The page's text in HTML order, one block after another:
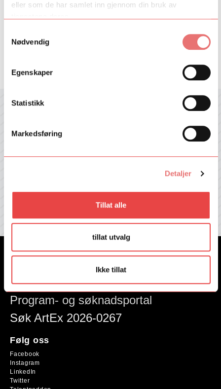
eller som de har samlet inn gjennom din bruk av
Nødvendig
Egenskaper
Statistikk
Markedsføring
Detaljer
Tillat alle
tillat utvalg
Ikke tillat
litteratur
forleggerseminar på Free Word Centre i London.
Hold deg oppdatert med våre jevnlige nyhetsbrev med siste nytt
Ja, send meg informasjon på e-post. Les vår
personvernerklæring her
English
Program- og søknadsportal
Søk ArtEx 2026-0267
Følg oss
Facebook
Instagram
LinkedIn
Twitter